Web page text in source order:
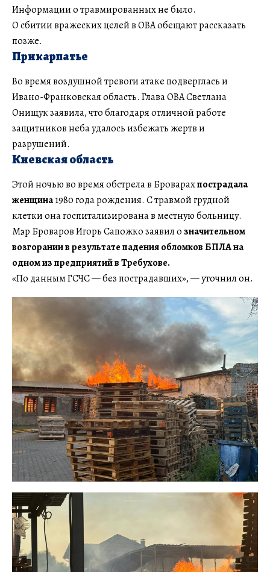
Информации о травмированных не было.
О сбитии вражеских целей в ОВА обещают рассказать
позже.
Прикарпатье
Во время воздушной тревоги атаке подверглась и
Ивано-Франковская область. Глава ОВА Светлана
Онищук заявила, что благодаря отличной работе
защитников неба удалось избежать жертв и
разрушений.
Киевская область
Этой ночью во время обстрела в Броварахпострадала
женщина1980 года рождения. С травмой грудной
клетки она госпитализирована в местную больницу.
Мэр Броваров Игорь Сапожко заявил о значительном
возгорании в результате падения обломков БПЛА на
одном из предприятий в Требухове.
«По данным ГСЧС — без пострадавших», — уточнил он.